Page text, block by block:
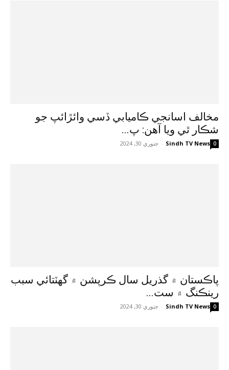
مخالف اسانجي ڪاميابي ڏسي وائڙائپ جو
شڪار ٿي ويا آهن: پ...
Sindh TV News
- جنوري 30, 2024 0
پاڪستان ۾ گذريل سال ڪرپشن ۾ گهٽتائي سبب
رينڪنگ ۾ ست...
Sindh TV News
- جنوري 30, 2024 0